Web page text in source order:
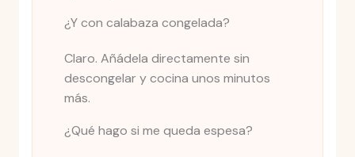
¿Y con calabaza congelada?
Claro. Añádela directamente sin
descongelar y cocina unos minutos
más.
¿Qué hago si me queda espesa?